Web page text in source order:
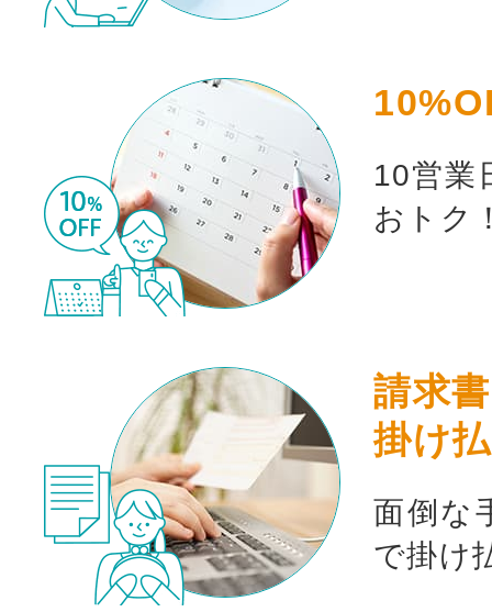
10営業
おトク
請求
掛け
面倒な
で掛け